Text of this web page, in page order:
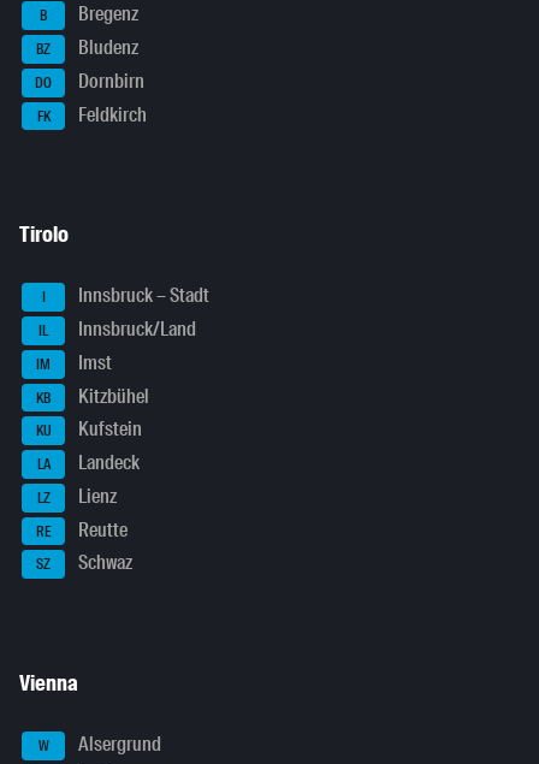
B Bregenz
BZ Bludenz
DO Dornbirn
FK Feldkirch
Tirolo
I Innsbruck – Stadt
IL Innsbruck/Land
IM Imst
KB Kitzbühel
KU Kufstein
LA Landeck
LZ Lienz
RE Reutte
SZ Schwaz
Vienna
W Alsergrund